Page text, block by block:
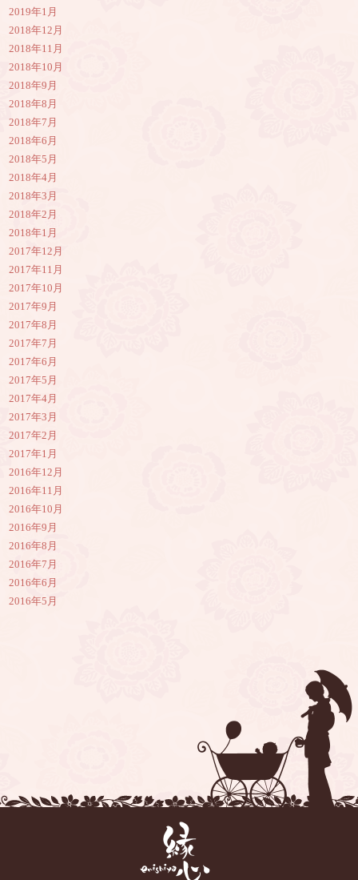
2019年1月
2018年12月
2018年11月
2018年10月
2018年9月
2018年8月
2018年7月
2018年6月
2018年5月
2018年4月
2018年3月
2018年2月
2018年1月
2017年12月
2017年11月
2017年10月
2017年9月
2017年8月
2017年7月
2017年6月
2017年5月
2017年4月
2017年3月
2017年2月
2017年1月
2016年12月
2016年11月
2016年10月
2016年9月
2016年8月
2016年7月
2016年6月
2016年5月